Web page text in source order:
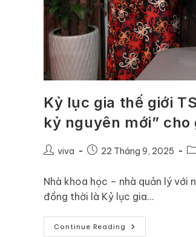
Kỷ lục gia thế giới
kỷ nguyên mới”
viva 22 Tháng 9, 2025
Nhà khoa học – nhà quản lý với
đồng thời là Kỷ lục gia…
Continue Reading